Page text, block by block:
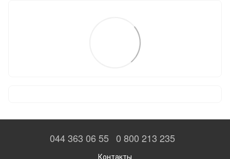
044 363 06 55 0 800 213 235
Контакты